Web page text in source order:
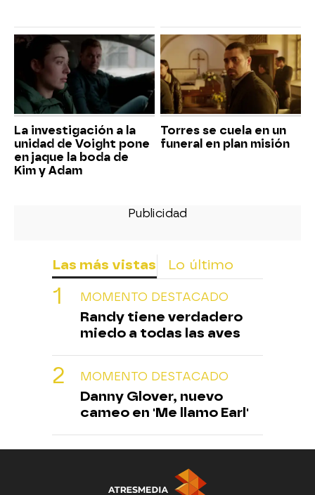
La investigación a la
unidad de Voight pone
en jaque la boda de
Kim y Adam
Torres se cuela en un
funeral en plan misión
Las más vistas Lo último
MOMENTO DESTACADO
Randy tiene verdadero
miedo a todas las aves
MOMENTO DESTACADO
Danny Glover, nuevo
cameo en 'Me llamo Earl'